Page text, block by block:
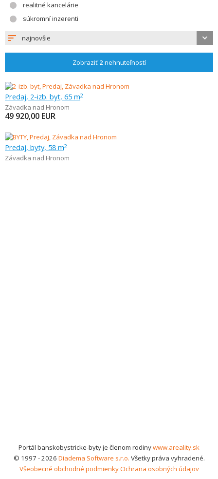
realitné kancelárie
súkromní inzerenti
najnovšie
Zobraziť2 nehnuteľností
Predaj, 2-izb. byt, 65 m2
Závadka nad Hronom
49 920,00 EUR
Predaj, byty, 58 m2
Závadka nad Hronom
Portál banskobystricke-byty je členom rodinywww.areality.sk
© 1997 - 2026 Diadema Software s.r.o. Všetky práva vyhradené.
Všeobecné obchodné podmienkyOchrana osobných údajov